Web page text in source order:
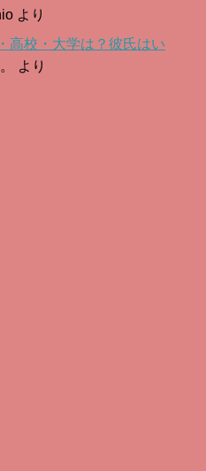
より
高校・大学は？彼氏はい
より